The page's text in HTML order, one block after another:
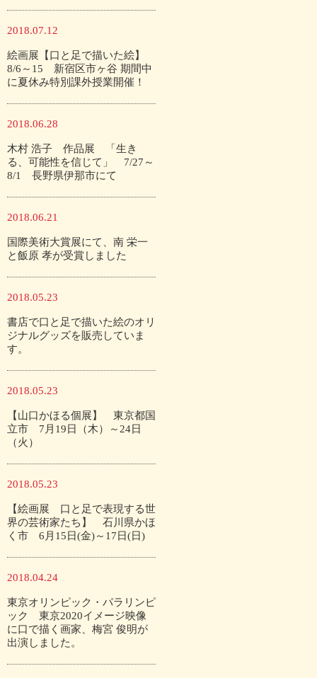
2018.07.12
絵画展【口と足で描いた絵】
8/6～15 新宿区市ヶ谷 期間中
に夏休み特別課外授業開催！
2018.06.28
木村 浩子 作品展 「生き
る、可能性を信じて」 7/27～
8/1 長野県伊那市にて
2018.06.21
国際美術大賞展にて、南 栄一
と飯原 孝が受賞しました
2018.05.23
書店で口と足で描いた絵のオリ
ジナルグッズを販売していま
す。
2018.05.23
【山口かほる個展】 東京都国
立市 7月19日（木）～24日
（火）
2018.05.23
【絵画展 口と足で表現する世
界の芸術家たち】 石川県かほ
く市 6月15日(金)～17日(日)
2018.04.24
東京オリンピック・パラリンピ
ック 東京2020イメージ映像
に口で描く画家、梅宮 俊明が
出演しました。